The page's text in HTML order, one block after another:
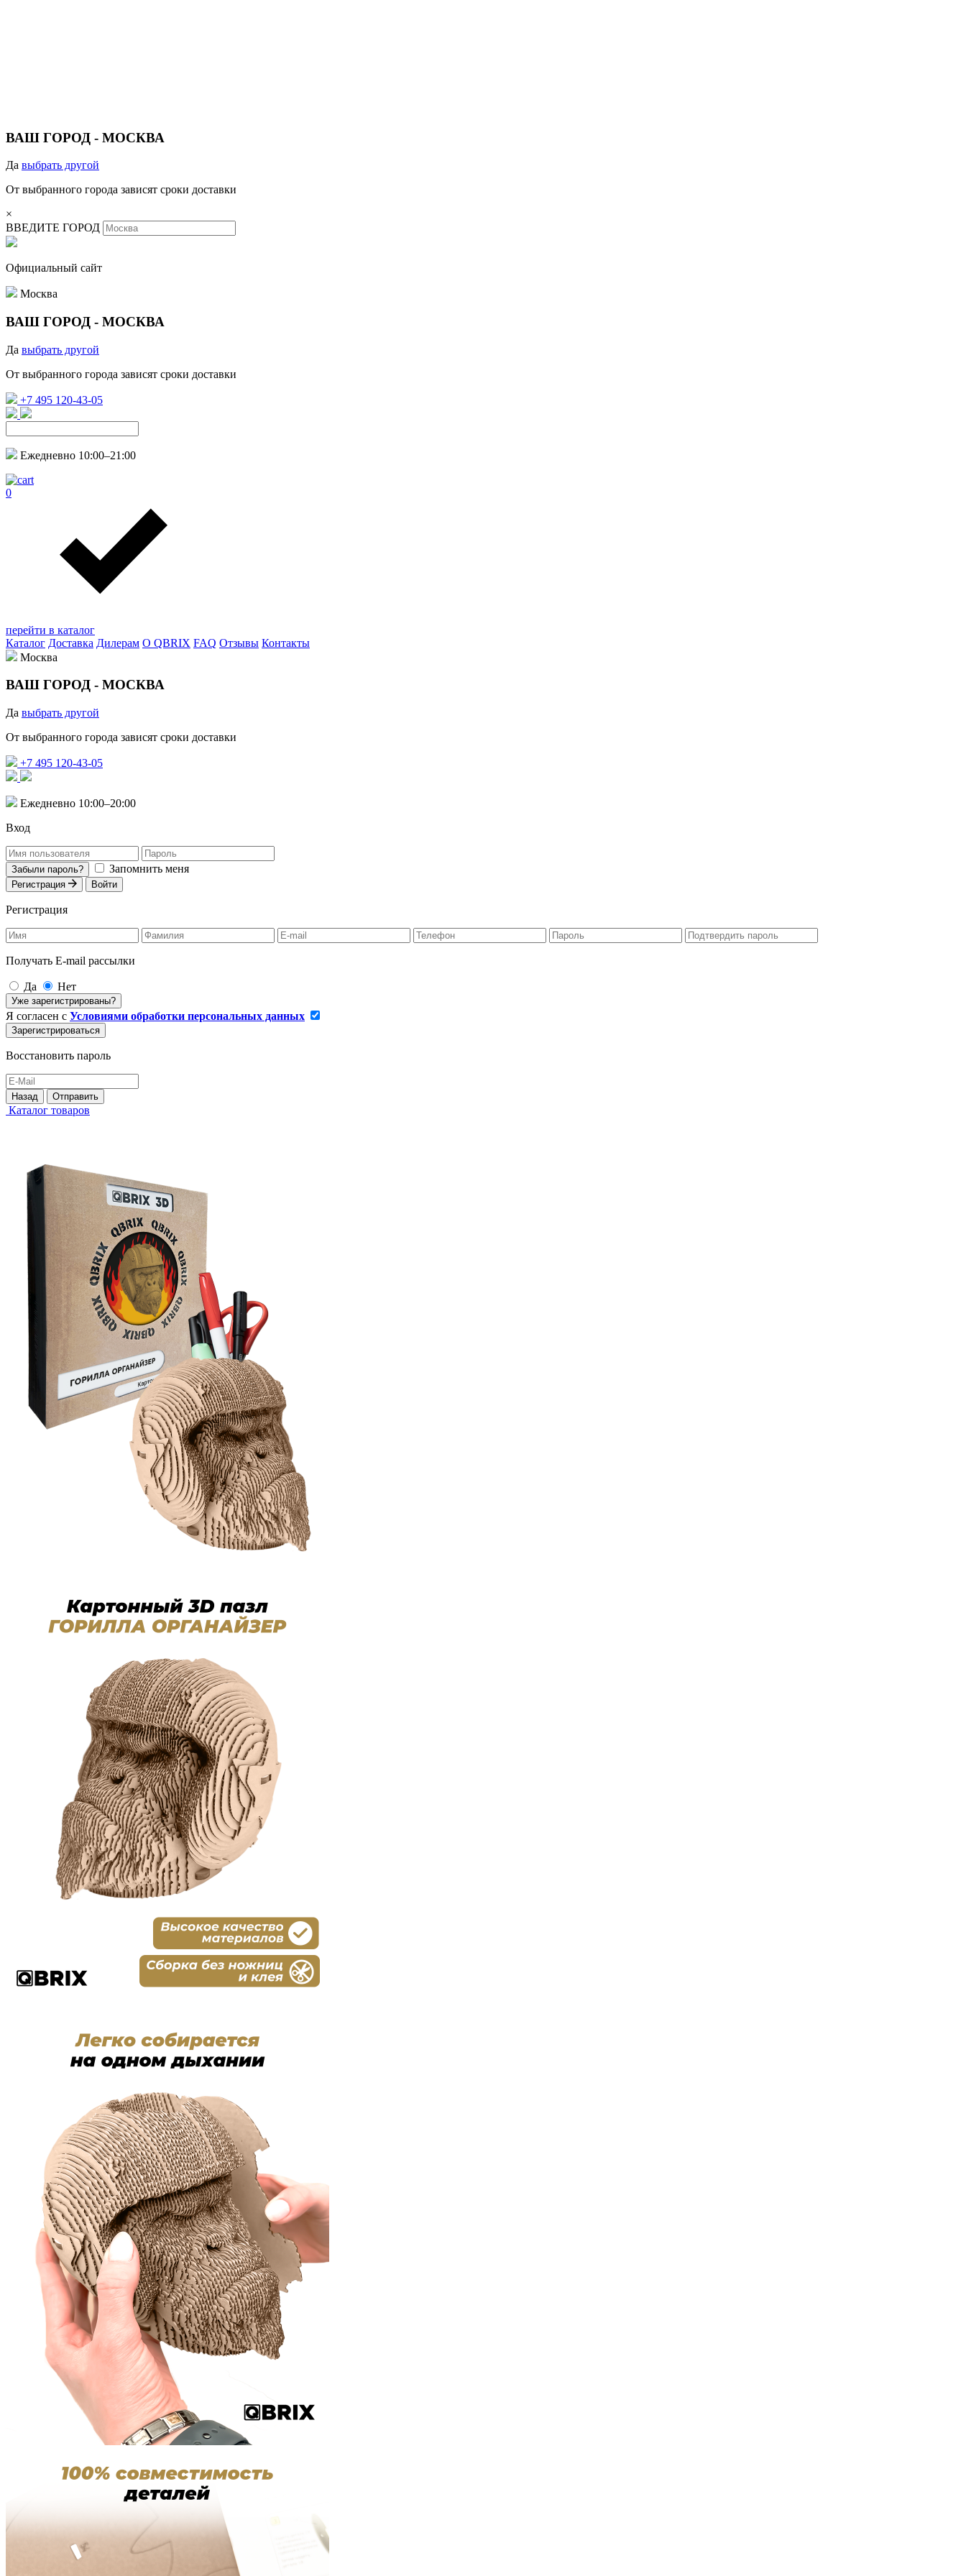
ВАШ ГОРОД - МОСКВА
Да выбрать другой
От выбранного города зависят сроки доставки
×
ВВЕДИТЕ ГОРОД
Официальный сайт
Москва
ВАШ ГОРОД - МОСКВА
Да выбрать другой
От выбранного города зависят сроки доставки
+7 495 120-43-05
Ежедневно 10:00–21:00
0
перейти в каталог
Каталог Доставка Дилерам О QBRIX FAQ Отзывы Контакты
Москва
ВАШ ГОРОД - МОСКВА
Да выбрать другой
От выбранного города зависят сроки доставки
+7 495 120-43-05
Ежедневно 10:00–20:00
Вход
Забыли пароль? Запомнить меня
Регистрация Войти
Регистрация
Получать E-mail рассылки
Да Нет
Уже зарегистрированы?
Я согласен с Условиями обработки персональных данных
Зарегистрироваться
Восстановить пароль
Назад Отправить
Каталог товаров